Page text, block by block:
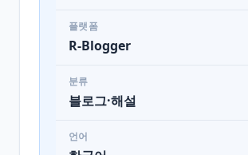
플랫폼
R-Blogger
분류
블로그·해설
언어